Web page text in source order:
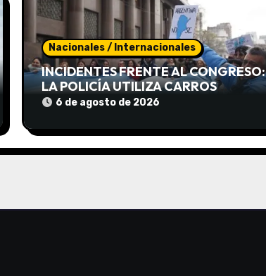
Nacionales / Internacionales
INCIDENTES FRENTE AL CONGRESO:
LA POLICÍA UTILIZA CARROS
HIDRANTES PARA DISPERSAR LA
6 de agosto de 2026